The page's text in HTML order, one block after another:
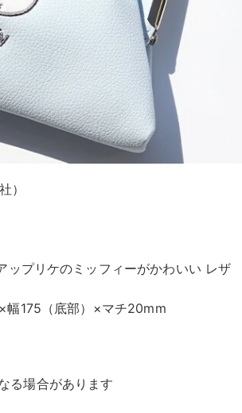
）
プリケのミッフィーがかわいい レザ
幅175（底部）×マチ20mm
る場合があります